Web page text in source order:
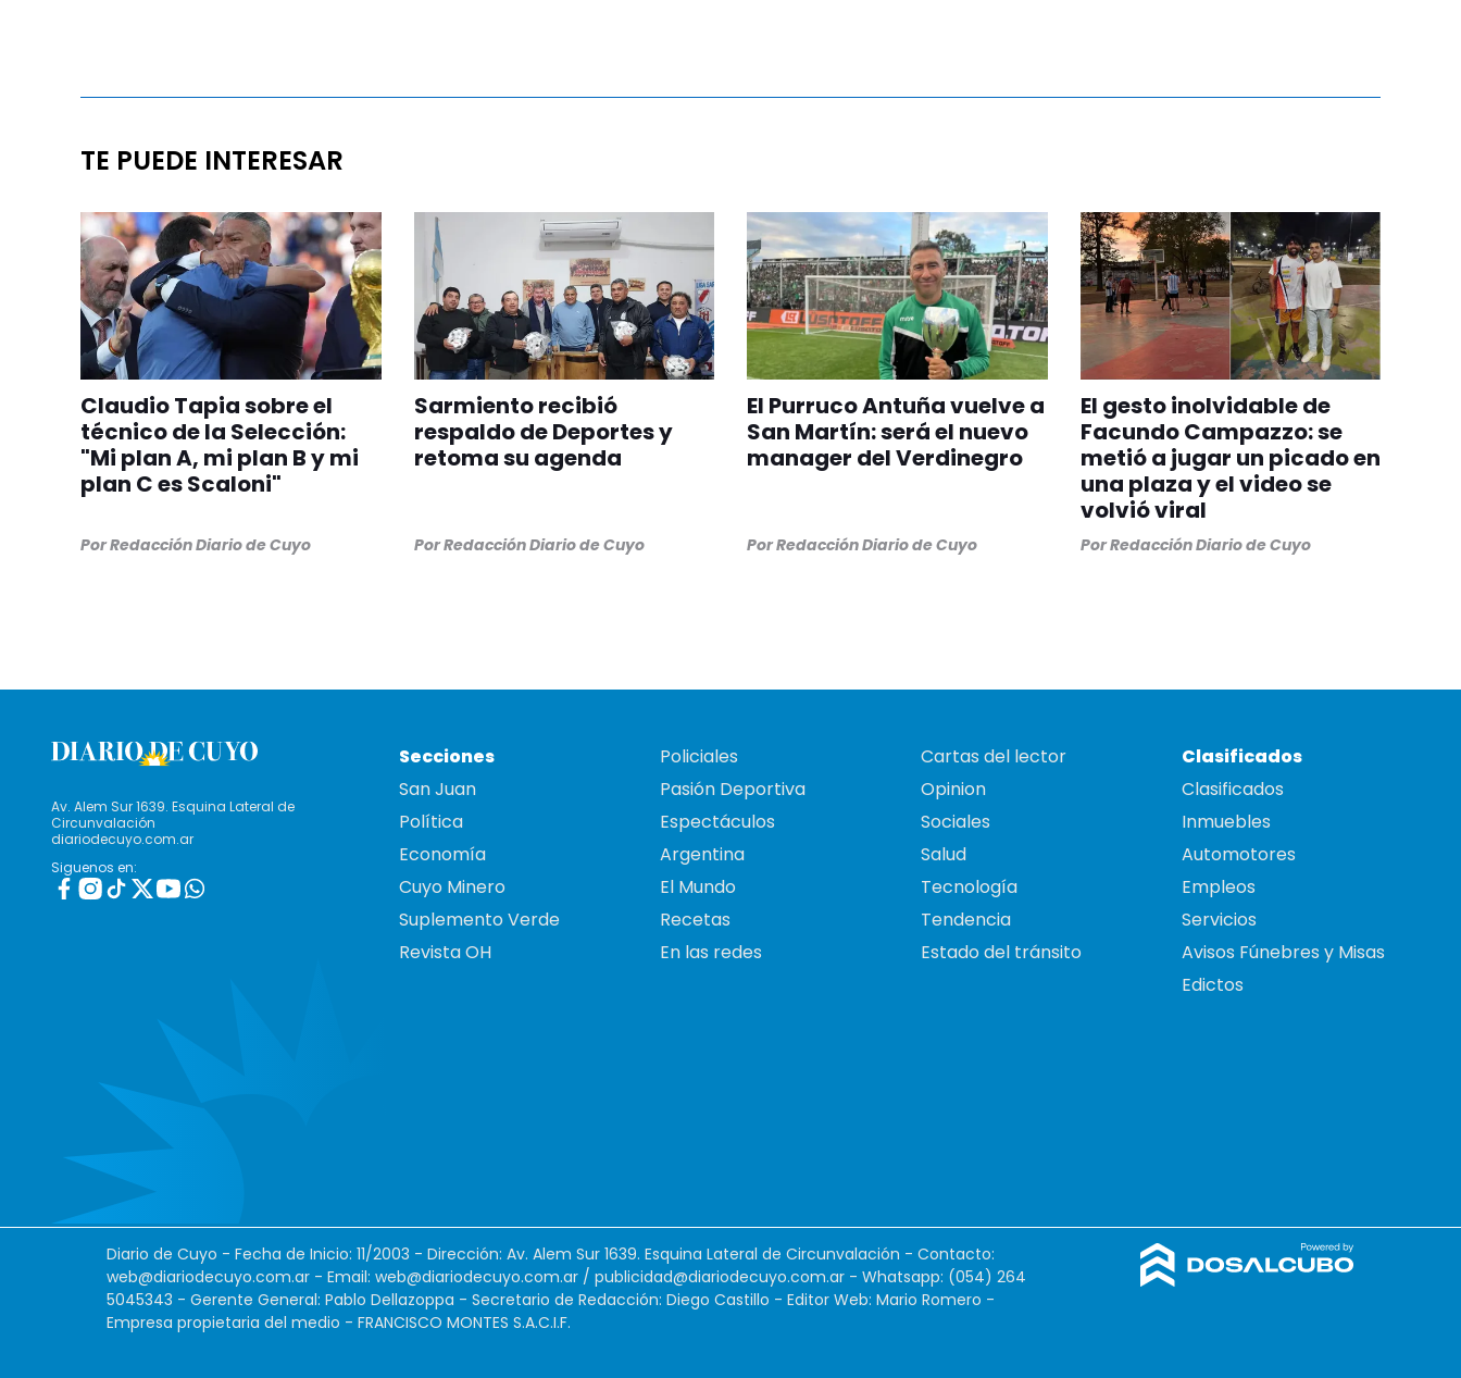
TE PUEDE INTERESAR
Claudio Tapia sobre el
técnico de la Selección:
"Mi plan A, mi plan B y mi
plan C es Scaloni"
PorRedacción Diario de Cuyo
Sarmiento recibió
respaldo de Deportes y
retoma su agenda
PorRedacción Diario de Cuyo
El Purruco Antuña vuelve a
San Martín: será el nuevo
manager del Verdinegro
PorRedacción Diario de Cuyo
El gesto inolvidable de
Facundo Campazzo: se
metió a jugar un picado en
una plaza y el video se
volvió viral
PorRedacción Diario de Cuyo
Av. Alem Sur 1639. Esquina Lateral de
Circunvalación
diariodecuyo.com.ar
Siguenos en:
Secciones
San Juan
Política
Economía
Cuyo Minero
Suplemento Verde
Revista OH
Policiales
Pasión Deportiva
Espectáculos
Argentina
El Mundo
Recetas
En las redes
Cartas del lector
Opinion
Sociales
Salud
Tecnología
Tendencia
Estado del tránsito
Clasificados
Clasificados
Inmuebles
Automotores
Empleos
Servicios
Avisos Fúnebres y Misas
Edictos
Diario de Cuyo - Fecha de Inicio: 11/2003 - Dirección: Av. Alem Sur 1639. Esquina Lateral de Circunvalación - Contacto:
web@diariodecuyo.com.ar - Email: web@diariodecuyo.com.ar / publicidad@diariodecuyo.com.ar - Whatsapp: (054) 264
5045343 - Gerente General: Pablo Dellazoppa - Secretario de Redacción: Diego Castillo - Editor Web: Mario Romero -
Empresa propietaria del medio - FRANCISCO MONTES S.A.C.I.F.